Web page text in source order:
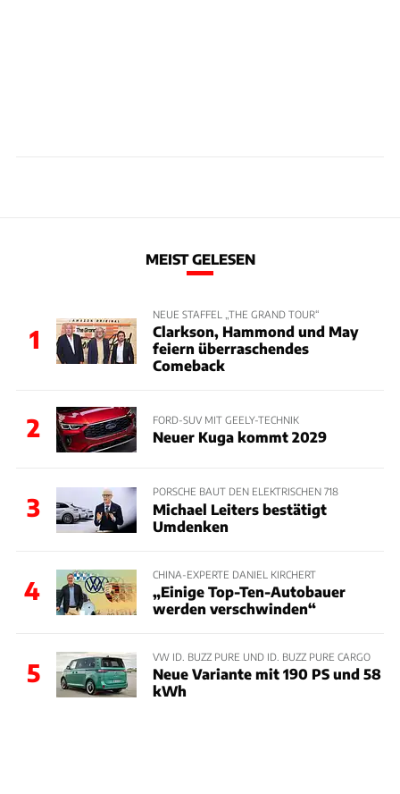
MEIST GELESEN
1
NEUE STAFFEL „THE GRAND TOUR“
Clarkson, Hammond und May
feiern überraschendes
Comeback
2 FORD-SUV MIT GEELY-TECHNIK
Neuer Kuga kommt 2029
3
PORSCHE BAUT DEN ELEKTRISCHEN 718
Michael Leiters bestätigt
Umdenken
4
CHINA-EXPERTE DANIEL KIRCHERT
„Einige Top-Ten-Autobauer
werden verschwinden“
5
VW ID. BUZZ PURE UND ID. BUZZ PURE CARGO
Neue Variante mit 190 PS und 58
kWh